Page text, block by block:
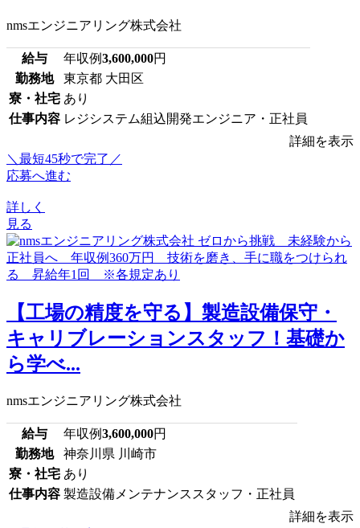
nmsエンジニアリング株式会社
給与 年収例3,600,000円
勤務地
東京都 大田区
寮・社宅 あり
仕事内容 レジシステム組込開発エンジニア・正社員
詳細を表示
＼最短45秒で完了／
応募へ進む
詳しく
見る
【工場の精度を守る】製造設備保守・
キャリブレーションスタッフ！基礎か
ら学べ...
nmsエンジニアリング株式会社
給与 年収例3,600,000円
勤務地
神奈川県 川崎市
寮・社宅 あり
仕事内容 製造設備メンテナンススタッフ・正社員
詳細を表示